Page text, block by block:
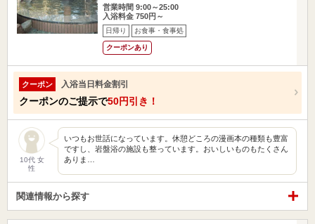
営業時間 9:00～25:00
入浴料金 750円～
日帰り お食事・食事処
クーポンあり
クーポン 入浴当日料金割引
クーポンのご提示で50円引き！
10代 女
性
いつもお世話になっています。休憩どころの漫画本の種類も豊富
ですし、岩盤浴の施設も整っています。おいしいものもたくさん
ありま…
関連情報から探す